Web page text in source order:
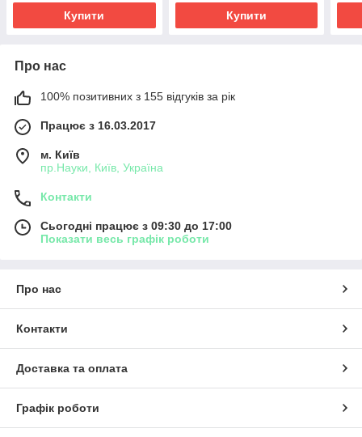
Купити Купити
Про нас
100% позитивних з 155 відгуків за рік
Працює з 16.03.2017
м. Київ
пр.Науки, Київ, Україна
Контакти
Сьогодні працює з 09:30 до 17:00
Показати весь графік роботи
Про нас
Контакти
Доставка та оплата
Графік роботи